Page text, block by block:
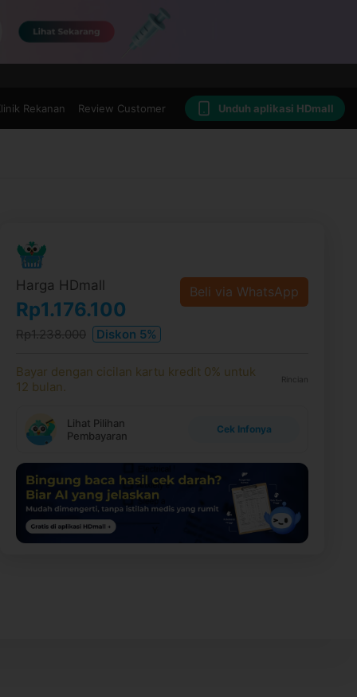
Rekanan Review Customer Unduh aplikasi HDmall
Harga HDmall
Rp1.176.100
Rp1.238.000 Diskon 5%
Beli via WhatsApp
Bayar dengan cicilan kartu kredit 0% untuk
12 bulan.
Rincian
Lihat Pilihan
Pembayaran
Cek Infonya